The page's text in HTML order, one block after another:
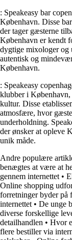
: Speakeasy bar
København. Disse
der tager gæsterne
København er kendt
dygtige mixologer og
autentisk og
København.
: Speakeasy
klubber i København,
kultur. Disse
atmosfære, hvor
underholdning.
der ønsker at opleve
unik måde.
Andre populære
benægtes at være at
gennem internettet •
Online shopping
forretninger byder på
internettet • De unge
diverse forskellige
detailhandlen • Hvor
flere bestiller via